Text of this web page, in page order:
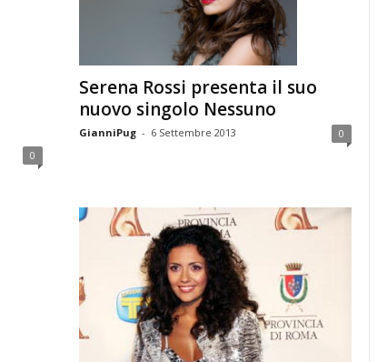
0
Serena Rossi presenta il suo
nuovo singolo Nessuno
GianniPug - 6 Settembre 2013 0